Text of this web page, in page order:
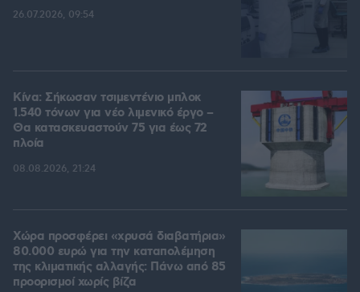
26.07.2026, 09:54
Κίνα: Σήκωσαν τσιμεντένιο μπλοκ
1.540 τόνων για νέο λιμενικό έργο –
Θα κατασκευαστούν 75 για έως 72
πλοία
08.08.2026, 21:24
Χώρα προσφέρει «χρυσά διαβατήρια»
80.000 ευρώ για την καταπολέμηση
της κλιματικής αλλαγής: Πάνω από 85
προορισμοί χωρίς βίζα